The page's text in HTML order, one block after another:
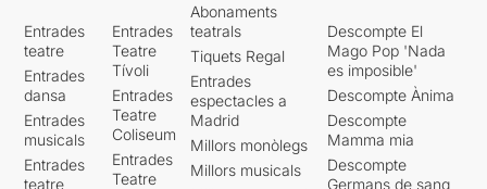
Entrades
teatre
Entrades
dansa
Entrades
musicals
Entrades
teatre
Entrades
Teatre
Tívoli
Entrades
Teatre
Coliseum
Entrades
Teatre
Abonaments
teatrals
Tiquets Regal
Entrades
espectacles a
Madrid
Millors monòlegs
Millors musicals
Descompte El
Mago Pop 'Nada
es imposible'
Descompte Ànima
Descompte
Mamma mia
Descompte
Germans de sang